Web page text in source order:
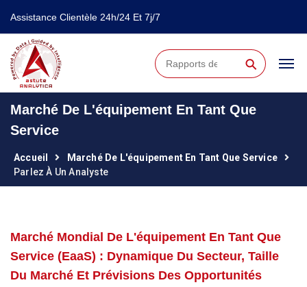
Assistance Clientèle 24h/24 Et 7j/7
⚲
Marché De L'équipement En Tant Que
Service
Accueil
Marché De L'équipement En Tant Que Service
Parlez À Un Analyste
Marché Mondial De L'équipement En Tant Que
Service (EaaS) : Dynamique Du Secteur, Taille
Du Marché Et Prévisions Des Opportunités